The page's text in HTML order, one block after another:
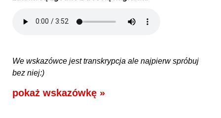
We wskazówce jest transkrypcja ale najpierw spróbuj
bez niej:)
pokaż wskazówkę »